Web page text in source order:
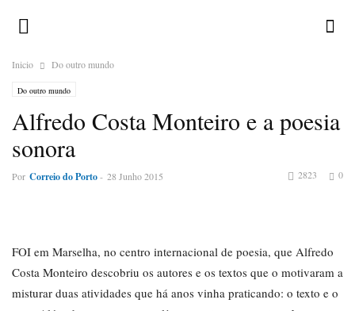
Inicio Do outro mundo
Do outro mundo
Alfredo Costa Monteiro e a poesia
sonora
Por Correio do Porto- 28 Junho 2015 0
2823
FOI em Marselha, no centro internacional de poesia, que Alfredo
Costa Monteiro descobriu os autores e os textos que o motivaram a
misturar duas atividades que há anos vinha praticando: o texto e o